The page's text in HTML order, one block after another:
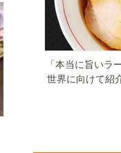
「本当に旨いラ
世界に向けて紹